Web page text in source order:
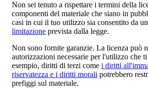
Non sei tenuto a rispettare i termini della
componenti del materiale che siano in
casi in cui il tuo utilizzo sia consentito da
limitazione prevista dalla legge.
Non sono fornite garanzie. La licenza può
autorizzazioni necessarie per l'utilizzo che
esempio, diritti di terzi come i diritti
riservatezza e i diritti morali potrebbero
prefiggi sul materiale.